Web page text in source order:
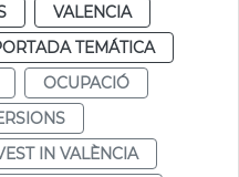
VALENCIA
TEMÁTICA
OCUPACIÓ
IN VALÈNCIA